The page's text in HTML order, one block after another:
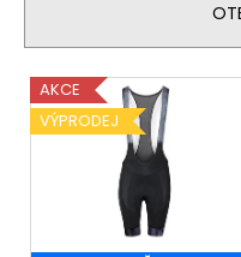
r
o
d
ů
V
ý
p
AKCE
VÝPRODEJ
p
o
r